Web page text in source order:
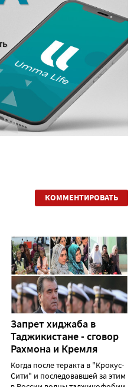
КОММЕНТИРОВАТЬ
Запрет хиджаба в
Таджикистане - сговор
Рахмона и Кремля
Когда после теракта в "Крокус-
Сити" и последовавшей за этим